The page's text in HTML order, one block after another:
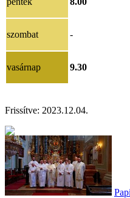
szombat -
vasárnap 9.30
Frissítve: 2023.12.04.